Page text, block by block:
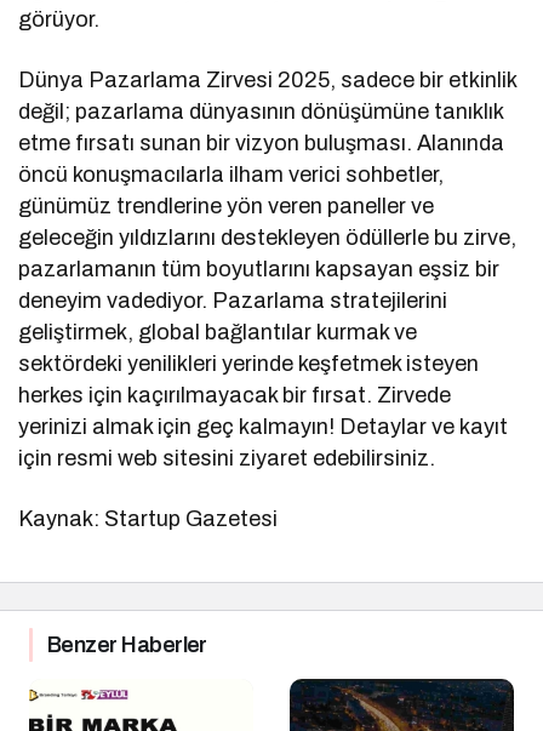
görüyor.
Dünya Pazarlama Zirvesi 2025, sadece bir etkinlik
değil; pazarlama dünyasının dönüşümüne tanıklık
etme fırsatı sunan bir vizyon buluşması. Alanında
öncü konuşmacılarla ilham verici sohbetler,
günümüz trendlerine yön veren paneller ve
geleceğin yıldızlarını destekleyen ödüllerle bu zirve,
pazarlamanın tüm boyutlarını kapsayan eşsiz bir
deneyim vadediyor. Pazarlama stratejilerini
geliştirmek, global bağlantılar kurmak ve
sektördeki yenilikleri yerinde keşfetmek isteyen
herkes için kaçırılmayacak bir fırsat. Zirvede
yerinizi almak için geç kalmayın! Detaylar ve kayıt
için resmi web sitesini ziyaret edebilirsiniz.
Kaynak: Startup Gazetesi
Benzer Haberler